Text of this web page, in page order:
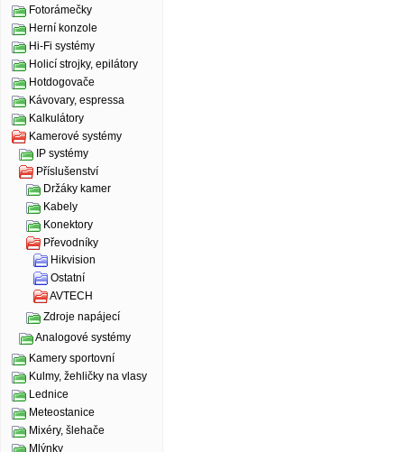
Fotorámečky
Herní konzole
Hi-Fi systémy
Holicí strojky, epilátory
Hotdogovače
Kávovary, espressa
Kalkulátory
Kamerové systémy
IP systémy
Příslušenství
Držáky kamer
Kabely
Konektory
Převodníky
Hikvision
Ostatní
AVTECH
Zdroje napájecí
Analogové systémy
Kamery sportovní
Kulmy, žehličky na vlasy
Lednice
Meteostanice
Mixéry, šlehače
Mlýnky